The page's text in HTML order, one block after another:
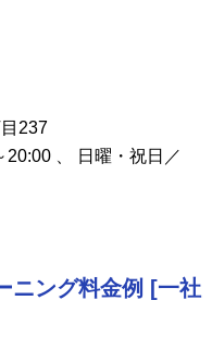
237
20:00 、 日曜・祝日／
ニング料金例 [一社